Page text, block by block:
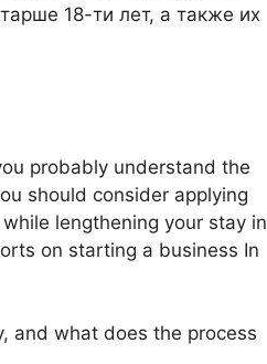
18-ти лет, а также их
probably understand the
should consider applying
lengthening your stay in
on starting a business In
and what does the process